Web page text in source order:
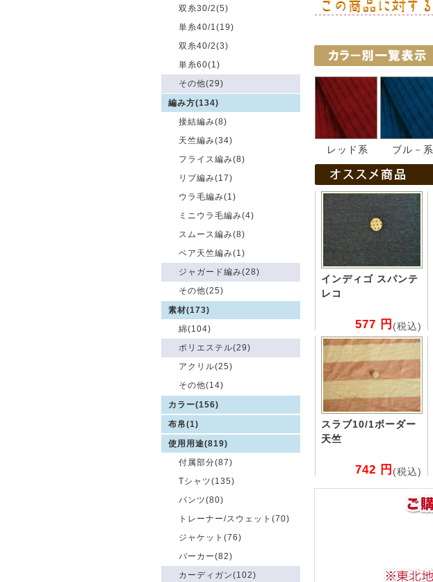
双糸30/2(5)
単糸40/1(19)
双糸40/2(3)
単糸60(1)
その他(29)
編み方(134)
接結編み(8)
天竺編み(34)
フライス編み(8)
リブ編み(17)
ウラ毛編み(1)
ミニウラ毛編み(4)
スムース編み(8)
ベア天竺編み(1)
ジャガード編み(28)
その他(25)
素材(173)
綿(104)
ポリエステル(29)
アクリル(25)
その他(14)
カラー(156)
布帛(1)
使用用途(819)
付属部分(87)
Tシャツ(135)
パンツ(80)
トレーナー/スウェット(70)
ジャケット(76)
パーカー(82)
カーディガン(102)
レッド系 ブル－系
インディゴ スパンテ
レコ
577 円 (税込)
スラブ10/1ボーダー
天竺
742 円 (税込)